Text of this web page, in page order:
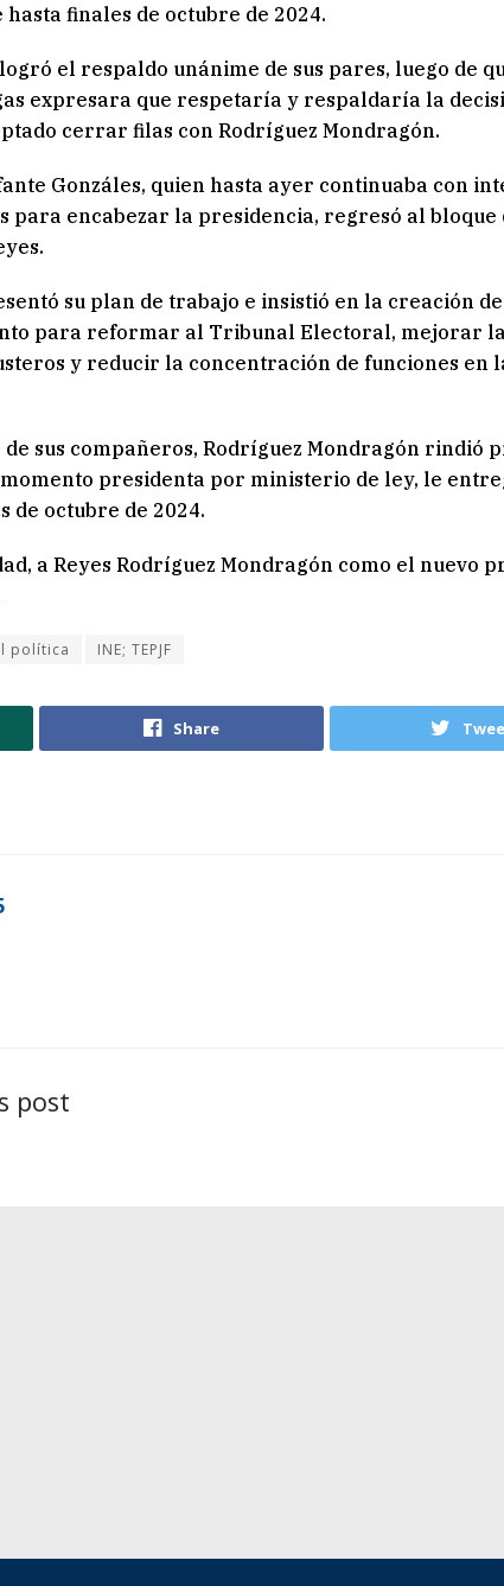
finales de octubre de 2024.
el respaldo unánime de sus pares, luego de
expresara que respetaría y respaldaría la
cerrar filas con Rodríguez Mondragón.
Gonzáles, quien hasta ayer continuaba con
para encabezar la presidencia, regresó al bloque
su plan de trabajo e insistió en la creación
para reformar al Tribunal Electoral, mejorar la
y reducir la concentración de funciones en
sus compañeros, Rodríguez Mondragón rindió
presidenta por ministerio de ley, le
de octubre de 2024.
política INE; TEPJF
Share
post